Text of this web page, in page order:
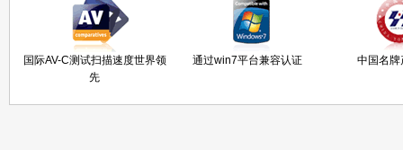
国际AV-C测试扫描速度世界领
先
通过win7平台兼容认证 中国名牌